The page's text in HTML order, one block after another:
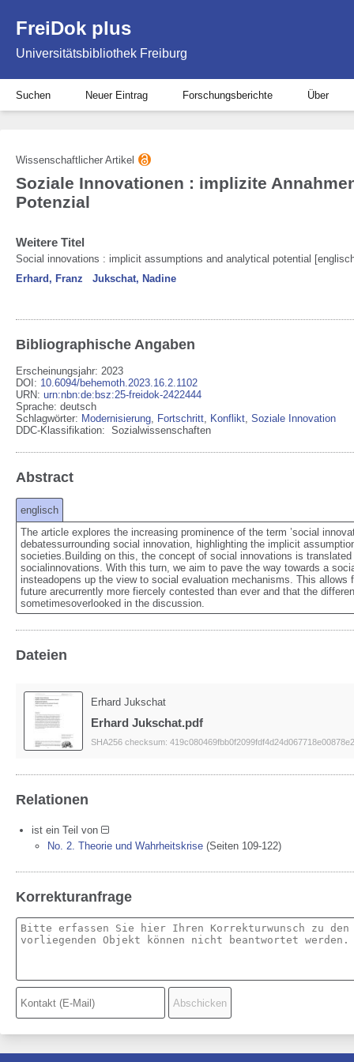
FreiDok plus
Universitätsbibliothek Freiburg
Suchen Neuer Eintrag Forschungsberichte Über
Wissenschaftlicher Artikel
Soziale Innovationen : implizite
Potenzial
Weitere Titel
Social innovations : implicit assumptions and analytical potential
Erhard, Franz
Jukschat, Nadine
Bibliographische Angaben
Erscheinungsjahr: 2023
DOI : 10.6094/behemoth.2023.16.2.1102
URN: urn:nbn:de:bsz:25-freidok-2422444
Sprache: deutsch
Schlagwörter: Modernisierung, Fortschritt, Konflikt, Soziale Innovation
DDC-Klassifikation: Sozialwissenschaften
Abstract
englisch
The article explores the increasing prominence of the term ’social
debatessurrounding social innovation, highlighting the implicit
societies.Building on this, the concept of social innovations is
socialinnovations. With this turn, we aim to pave the way towards a
insteadopens up the view to social evaluation mechanisms. This
future arecurrently more fiercely contested than ever and that the
sometimesoverlooked in the discussion.
Dateien
Erhard Jukschat
Erhard Jukschat.pdf
SHA256 checksum:
Relationen
ist ein Teil von
No. 2. Theorie und Wahrheitskrise (Seiten 109-122)
Korrekturanfrage